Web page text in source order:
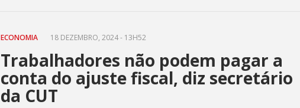
ECONOMIA 18 DEZEMBRO, 2024 - 13H52
Trabalhadores não podem pagar a
conta do ajuste fiscal, diz secretário
da CUT